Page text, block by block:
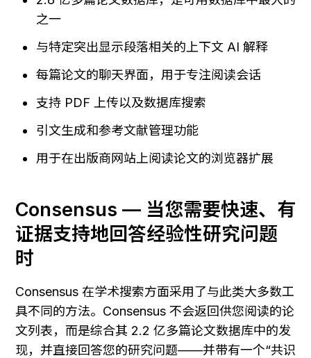
之一
与特定突出显示段落相关的上下文 AI 解释
每篇论文的聊天界面，用于专注阅读会话
支持 PDF 上传以及数据库搜索
引文生成和参考文献管理功能
用于在出版商网站上阅读论文的浏览器扩展
Consensus — 当您需要快速、有
证据支持地回答经验性研究问题
时
Consensus 在学术搜索方面采用了与此类大多数工
具不同的方法。Consensus 不会返回供您阅读的论
文列表，而是综合其 2.2 亿多篇论文数据库中的发
现，并直接回答您的研究问题——并带有一个“共识